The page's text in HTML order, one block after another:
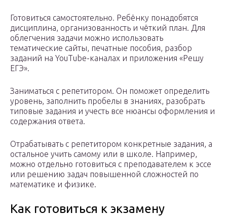
Готовиться самостоятельно. Ребёнку понадобятся
дисциплина, организованность и чёткий план. Для
облегчения задачи можно использовать
тематические сайты, печатные пособия, разбор
заданий на YouTube-каналах и приложения «Решу
ЕГЭ».
Заниматься с репетитором. Он поможет определить
уровень, заполнить пробелы в знаниях, разобрать
типовые задания и учесть все нюансы оформления и
содержания ответа.
Отрабатывать с репетитором конкретные задания, а
остальное учить самому или в школе. Например,
можно отдельно готовиться с преподавателем к эссе
или решению задач повышенной сложностей по
математике и физике.
Как готовиться к экзамену